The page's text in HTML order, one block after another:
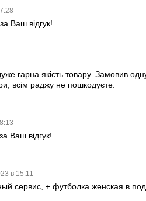
Ваш відгук!
гарна якість товару. Замовив
всім раджу не пошкодуєте.
Ваш відгук!
в 15:11
сервис, + футболка женская в